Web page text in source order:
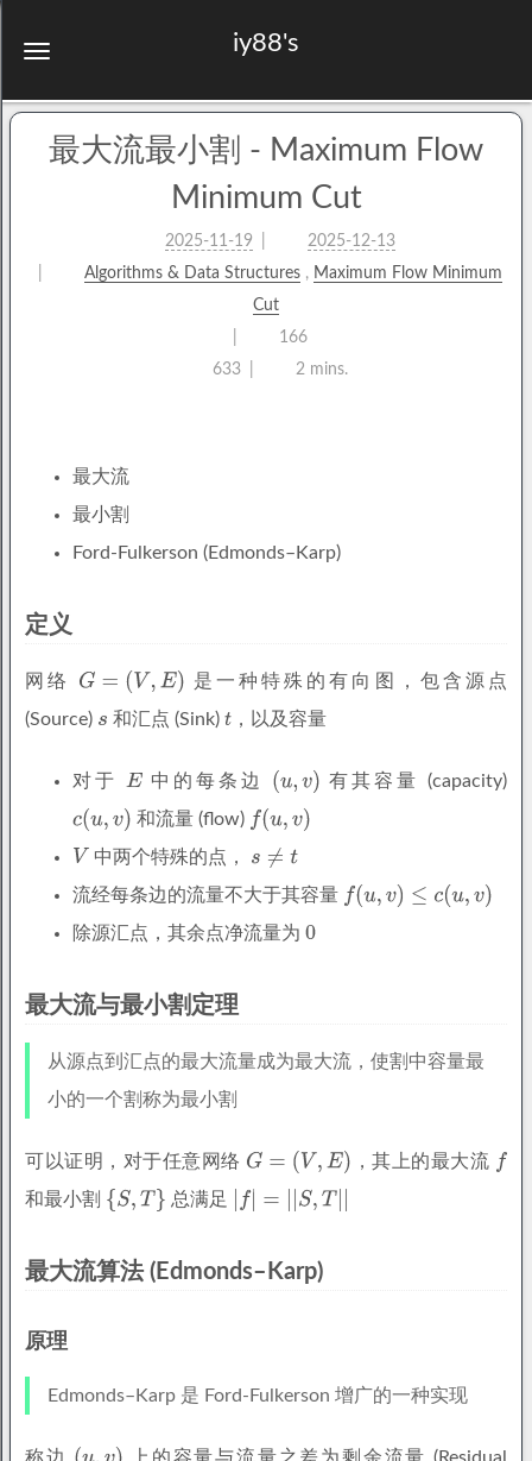
iy88's
最大流最小割 - Maximum Flow
Minimum Cut
2025-11-19
2025-12-13
Algorithms & Data Structures , Maximum Flow Minimum
Cut
166
633
2 mins.
最大流
最小割
Ford-Fulkerson (Edmonds–Karp)
定义
网络
是一种特殊的有向图，包含源点
(Source)
和汇点 (Sink) ，以及容量
对于 中的每条边
有其容量 (capacity)
和流量 (flow)
中两个特殊的点，
流经每条边的流量不大于其容量
除源汇点，其余点净流量为
最大流与最小割定理
从源点到汇点的最大流量成为最大流，使割中容量最
小的一个割称为最小割
可以证明，对于任意网络
，其上的最大流
和最小割
总满足
最大流算法 (Edmonds–Karp)
原理
Edmonds–Karp 是 Ford-Fulkerson 增广的一种实现